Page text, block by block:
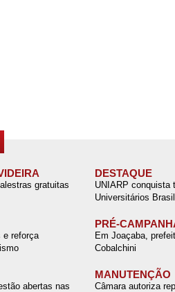
gratuitas
DESTAQUE
UNIARP conquista
Universitários
e reforça
PRÉ-
Em Joaçaba,
Cobalchini
abertas nas
MANUTENÇÃO
Câmara autoriza